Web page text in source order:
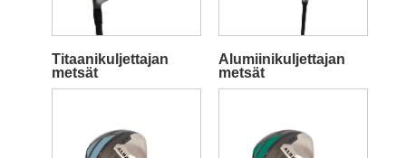
Titaanikuljettajan
metsät
Alumiinikuljettajan
metsät